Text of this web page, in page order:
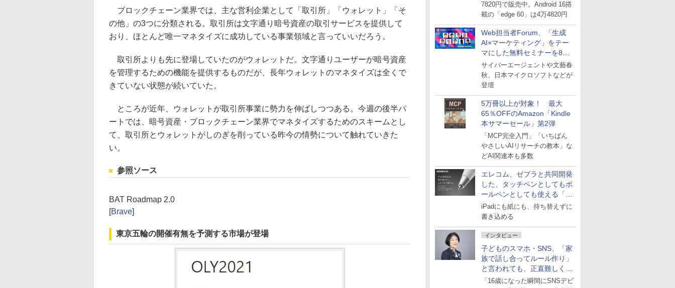
7820円で販売中。Android 16搭
載の「edge 60」は4万4820円
Web担当者Forum、「生成
AI×マーケティング」をテー
マにした無料セミナーを8月
27日にオンライン開催
サイバーエージェントや文藝春
秋、日本マイクロソフトなどが
登壇
5万冊以上が対象！ 最大
65％OFFのAmazon「Kindle
本サマーセール」第2弾
「MCP完全入門」「いちばん
やさしいAIリサーチの教本」な
どAI関連本も多数
エレコム、ゼブラと共同開発
した、タッチペンとしてもボ
ールペンとしても使える「ス
タイラスツーウェイ」発売
iPadにも紙にも、持ち替えずに
書き込める
インタビュー
子どものスマホ・SNS、「家
族で話し合ってルール作り」
と言われても、正直難しくな
いですか？
「16歳になった瞬間にSNSデビ
ブロックチェーン業界では、主な営利企業として「取引所」「ウォレット」「そ
の他」の3つに分類される。取引所は文字通り暗号資産の取引サービスを提供して
おり、ほとんど唯一マネタイズに成功している事業領域と言っていいだろう。
取引所よりも先に登場していたのがウォレットだ。文字通りユーザーが暗号資産
を管理するための機能を提供するものだが、長年ウォレットのマネタイズは全くで
きていない状態が続いていた。
ところが近年、ウォレットが取引所事業に勢力を伸ばしつつある。今週の後半パ
ートでは、暗号資産・ブロックチェーン業界でマネタイズするためのスキームとし
て、取引所とウォレットがしのぎを削っている昨今の情勢について触れていきた
い。
参照ソース
BAT Roadmap 2.0
[Brave]
東京五輪の開催有無を予測する市場が登場